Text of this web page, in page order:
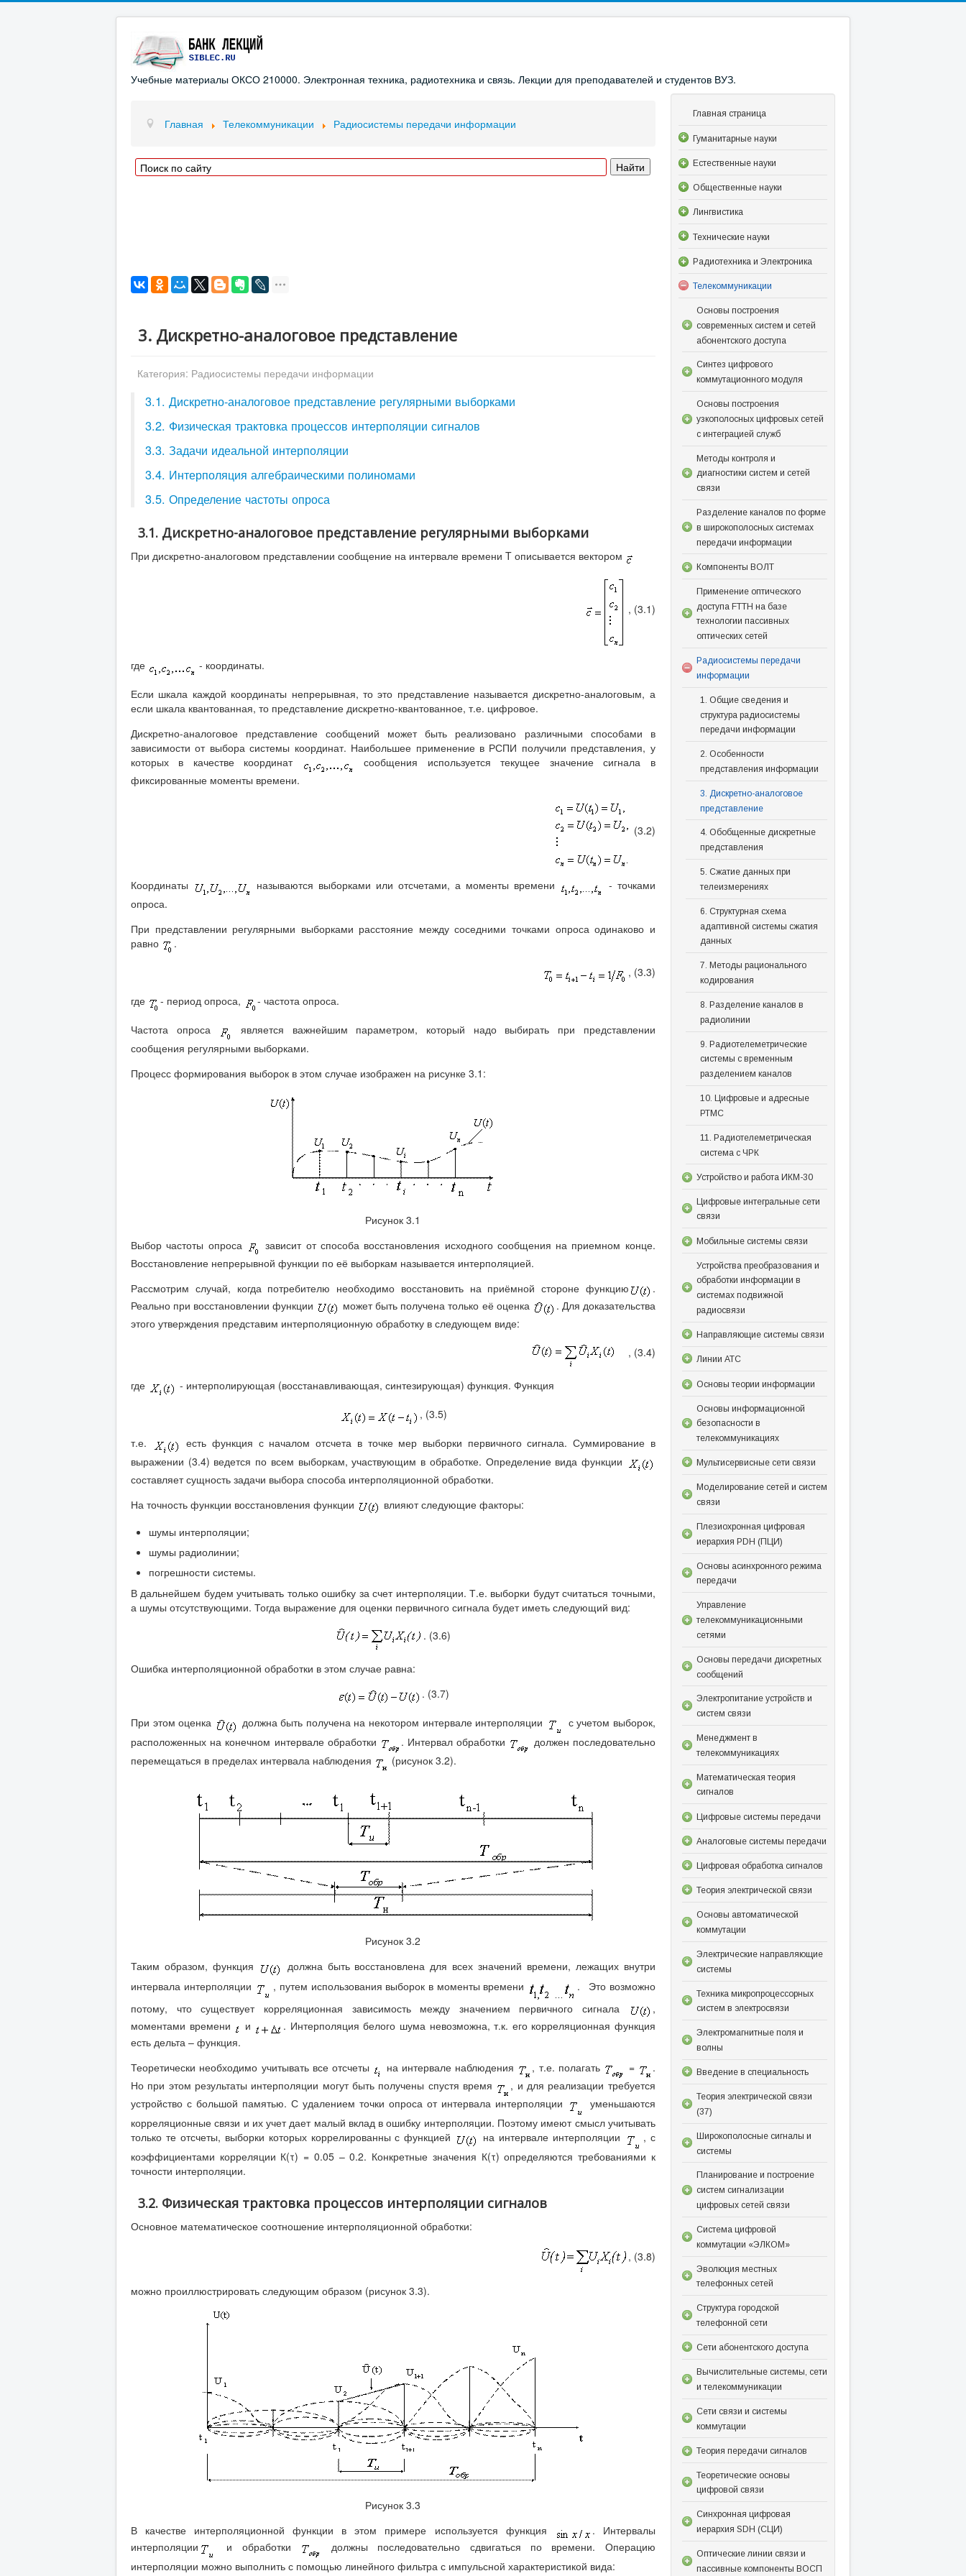
Учебные материалы ОКСО 210000. Электронная техника, радиотехника и связь. Лекции для преподавателей и студентов ВУЗ.
Главная Телекоммуникации Радиосистемы передачи информации
3. Дискретно-аналоговое представление
Категория: Радиосистемы передачи информации
3.1. Дискретно-аналоговое представление регулярными выборками
3.2. Физическая трактовка процессов интерполяции сигналов
3.3. Задачи идеальной интерполяции
3.4. Интерполяция алгебраическими полиномами
3.5. Определение частоты опроса
3.1. Дискретно-аналоговое представление регулярными выборками
При дискретно-аналоговом представлении сообщение на интервале времени T описывается вектором
, (3.1)
где - координаты.
Если шкала каждой координаты непрерывная, то это представление называется дискретно-аналоговым, а
если шкала квантованная, то представление дискретно-квантованное, т.е. цифровое.
Дискретно-аналоговое представление сообщений может быть реализовано различными способами в
зависимости от выбора системы координат. Наибольшее применение в РСПИ получили представления, у
которых в качестве координат
сообщения используется текущее значение сигнала в
фиксированные моменты времени.
(3.2)
Координаты называются выборками или отсчетами, а моменты времени
- точками
опроса.
При представлении регулярными выборками расстояние между соседними точками опроса одинаково и
равно
.
, (3.3)
где - период опроса, - частота опроса.
Частота опроса
является важнейшим параметром, который надо выбирать при представлении
сообщения регулярными выборками.
Процесс формирования выборок в этом случае изображен на рисунке 3.1:
Рисунок 3.1
Выбор частоты опроса
зависит от способа восстановления исходного сообщения на приемном конце.
Восстановление непрерывной функции по её выборкам называется интерполяцией.
Рассмотрим случай, когда потребителю необходимо восстановить на приёмной стороне функцию
.
Реально при восстановлении функции
может быть получена только её оценка
. Для доказательства
этого утверждения представим интерполяционную обработку в следующем виде:
, (3.4)
где - интерполирующая (восстанавливающая, синтезирующая) функция. Функция
, (3.5)
т.е.
есть функция с началом отсчета в точке мер выборки первичного сигнала. Суммирование в
выражении (3.4) ведется по всем выборкам, участвующим в обработке. Определение вида функции
составляет сущность задачи выбора способа интерполяционной обработки.
На точность функции восстановления функции
влияют следующие факторы:
шумы интерполяции;
шумы радиолинии;
погрешности системы.
В дальнейшем будем учитывать только ошибку за счет интерполяции. Т.е. выборки будут считаться точными,
а шумы отсутствующими. Тогда выражение для оценки первичного сигнала будет иметь следующий вид:
. (3.6)
Ошибка интерполяционной обработки в этом случае равна:
. (3.7)
При этом оценка должна быть получена на некотором интервале интерполяции
с учетом выборок,
расположенных на конечном интервале обработки
. Интервал обработки
должен последовательно
перемещаться в пределах интервала наблюдения
(рисунок 3.2).
Рисунок 3.2
Таким образом, функция
должна быть восстановлена для всех значений времени, лежащих внутри
интервала интерполяции
, путем использования выборок в моменты времени .
Это возможно
потому, что существует корреляционная зависимость между значением первичного сигнала
,
моментами времени
и
. Интерполяция белого шума невозможна, т.к. его корреляционная функция
есть дельта – функция.
Теоретически необходимо учитывать все отсчеты
на интервале наблюдения , т.е. полагать =
.
Но при этом результаты интерполяции могут быть получены спустя время
, и для реализации требуется
устройство с большой памятью. С удалением точки опроса от интервала интерполяции
уменьшаются
корреляционные связи и их учет дает малый вклад в ошибку интерполяции. Поэтому имеют смысл учитывать
только те отсчеты, выборки которых коррелированны с функцией
на интервале интерполяции
, с
коэффициентами корреляции К(τ) = 0.05 – 0.2. Конкретные значения К(τ) определяются требованиями к
точности интерполяции.
3.2. Физическая трактовка процессов интерполяции сигналов
Основное математическое соотношение интерполяционной обработки:
, (3.8)
можно проиллюстрировать следующим образом (рисунок 3.3).
Рисунок 3.3
В качестве интерполяционной функции в этом примере используется функция
. Интервалы
интерполяции
и обработки
должны последовательно сдвигаться по времени. Операцию
интерполяции можно выполнить с помощью линейного фильтра с импульсной характеристикой вида:
Главная страница
Гуманитарные науки
Естественные науки
Общественные науки
Лингвистика
Технические науки
Радиотехника и Электроника
Телекоммуникации
Основы построения
современных систем и сетей
абонентского доступа
Синтез цифрового
коммутационного модуля
Основы построения
узкополосных цифровых сетей
с интеграцией служб
Методы контроля и
диагностики систем и сетей
связи
Разделение каналов по форме
в широкополосных системах
передачи информации
Компоненты ВОЛТ
Применение оптического
доступа FTTH на базе
технологии пассивных
оптических сетей
Радиосистемы передачи
информации
1. Общие сведения и
структура радиосистемы
передачи информации
2. Особенности
представления информации
3. Дискретно-аналоговое
представление
4. Обобщенные дискретные
представления
5. Сжатие данных при
телеизмерениях
6. Структурная схема
адаптивной системы сжатия
данных
7. Методы рационального
кодирования
8. Разделение каналов в
радиолинии
9. Радиотелеметрические
системы с временным
разделением каналов
10. Цифровые и адресные
РТМС
11. Радиотелеметрическая
система с ЧРК
Устройство и работа ИКМ-30
Цифровые интегральные сети
связи
Мобильные системы связи
Устройства преобразования и
обработки информации в
системах подвижной
радиосвязи
Направляющие системы связи
Линии АТС
Основы теории информации
Основы информационной
безопасности в
телекоммуникациях
Мультисервисные сети связи
Моделирование сетей и систем
связи
Плезиохронная цифровая
иерархия PDH (ПЦИ)
Основы асинхронного режима
передачи
Управление
телекоммуникационными
сетями
Основы передачи дискретных
сообщений
Электропитание устройств и
систем связи
Менеджмент в
телекоммуникациях
Математическая теория
сигналов
Цифровые системы передачи
Аналоговые системы передачи
Цифровая обработка сигналов
Теория электрической связи
Основы автоматической
коммутации
Электрические направляющие
системы
Техника микропроцессорных
систем в электросвязи
Электромагнитные поля и
волны
Введение в специальность
Теория электрической связи
(37)
Широкополосные сигналы и
системы
Планирование и построение
систем сигнализации
цифровых сетей связи
Система цифровой
коммутации «ЭЛКОМ»
Эволюция местных
телефонных сетей
Структура городской
телефонной сети
Сети абонентского доступа
Вычислительные системы, сети
и телекоммуникации
Сети связи и системы
коммутации
Теория передачи сигналов
Теоретические основы
цифровой связи
Синхронная цифровая
иерархия SDH (СЦИ)
Оптические линии связи и
пассивные компоненты ВОСП